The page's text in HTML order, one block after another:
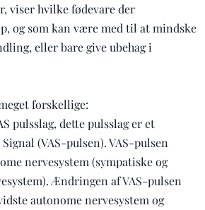
viser hvilke fødevare der
og som kan være med til at mindske
eller bare give ubehag i
forskellige:
pulsslag, dette pulsslag er et
(VAS-pulsen). VAS-pulsen
nervesystem (sympatiske og
Ændringen af VAS-pulsen
autonome nervesystem og